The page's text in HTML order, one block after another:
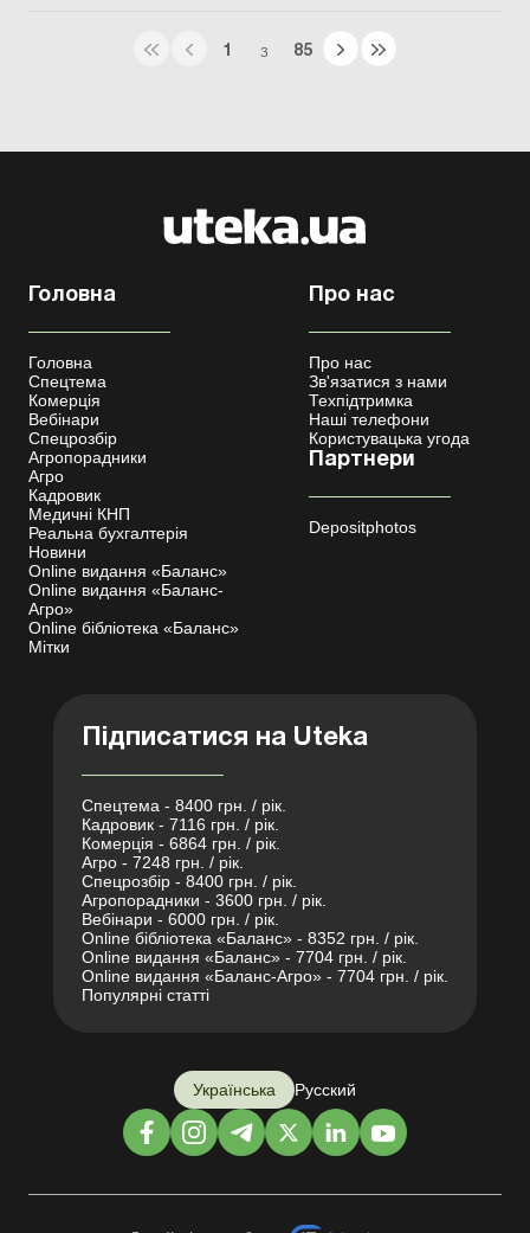
1 З 85
Головна
Головна
Спецтема
Комерція
Вебінари
Спецрозбір
Агропорадники
Агро
Кадровик
Медичні КНП
Реальна бухгалтерія
Новини
Online видання «Баланс»
Online видання «Баланс-
Агро»
Online бібліотека «Баланс»
Мітки
Про нас
Про нас
Зв'язатися з нами
Техпідтримка
Наші телефони
Користувацька угода
Партнери
Depositphotos
Підписатися на Uteka
Спецтема - 8400 грн. / рік.
Кадровик - 7116 грн. / рік.
Комерція - 6864 грн. / рік.
Агро - 7248 грн. / рік.
Спецрозбір - 8400 грн. / рік.
Агропорадники - 3600 грн. / рік.
Вебінари - 6000 грн. / рік.
Online бібліотека «Баланс» - 8352 грн. / рік.
Online видання «Баланс» - 7704 грн. / рік.
Online видання «Баланс-Агро» - 7704 грн. / рік.
Популярні статті
Українська Русский